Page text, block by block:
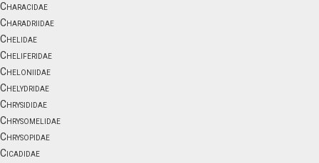
Characidae
Charadriidae
Chelidae
Cheliferidae
Cheloniidae
Chelydridae
Chrysididae
Chrysomelidae
Chrysopidae
Cicadidae